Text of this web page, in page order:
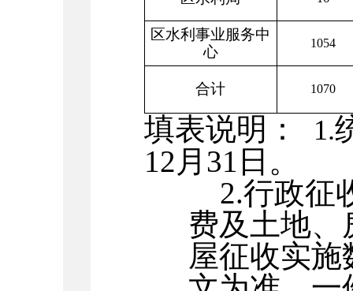
区水利事业服务中
心
1054
合计 1070
填表说明： 1.
12 月 31 日。
2.行政征
费及土地、
屋征收实